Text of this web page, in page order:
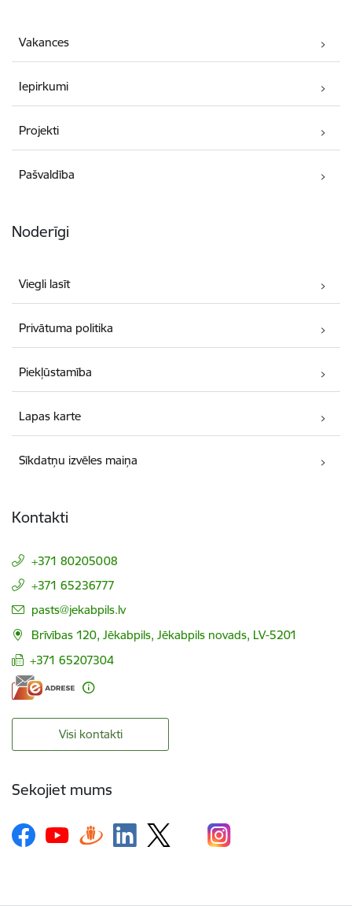
Vakances
Iepirkumi
Projekti
Pašvaldība
Noderīgi
Viegli lasīt
Privātuma politika
Piekļūstamība
Lapas karte
Sīkdatņu izvēles maiņa
Kontakti
+371 80205008
+371 65236777
E-pasts:
pasts@jekabpils.lv
Brīvības 120, Jēkabpils, Jēkabpils novads, LV-5201
+371 65207304
Visi kontakti
Sekojiet mums